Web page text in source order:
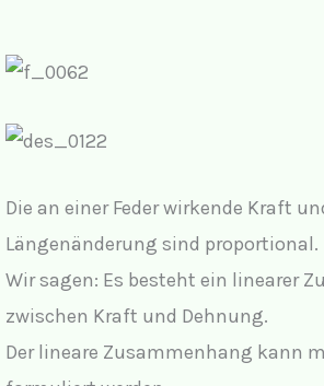
Die an einer Feder wirkende Kraft
Längenänderung sind proportional.
Wir sagen: Es besteht ein linearer
zwischen Kraft und Dehnung.
Der lineare Zusammenhang kann